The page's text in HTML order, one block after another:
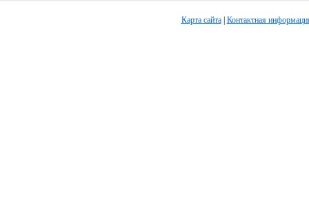
Карта сайта| Контактная